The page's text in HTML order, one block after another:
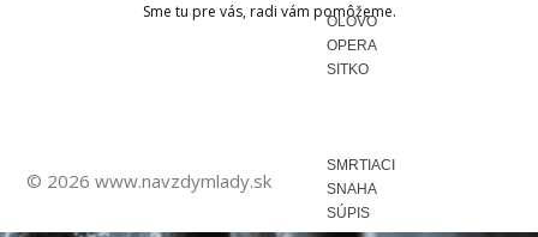
OLOVO
OPERA
SITKO
SMRTIACI
SNAHA
SÚPIS
Sme tu pre vás, radi vám pomôžeme.
© 2026 www.navzdymlady.sk